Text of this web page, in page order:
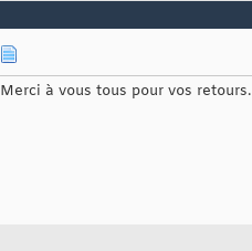
Merci à vous tous pour vos retours.